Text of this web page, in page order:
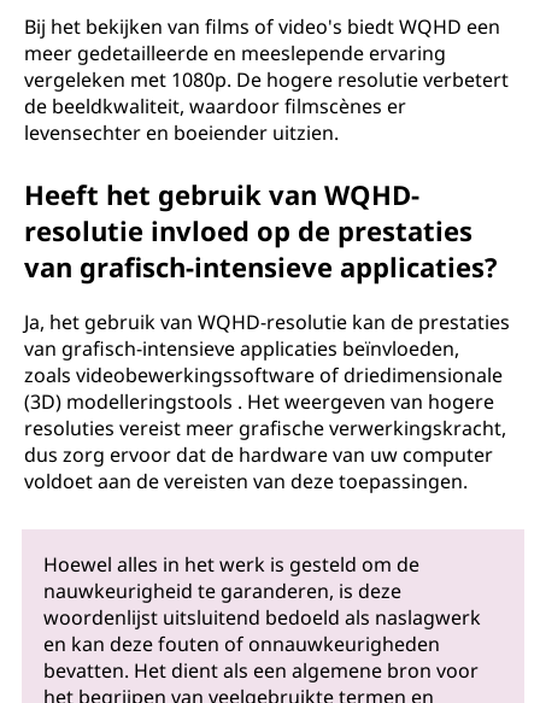
Bij het bekijken van films of video's biedt WQHD een
meer gedetailleerde en meeslepende ervaring
vergeleken met 1080p. De hogere resolutie verbetert
de beeldkwaliteit, waardoor filmscènes er
levensechter en boeiender uitzien.
Heeft het gebruik van WQHD-
resolutie invloed op de prestaties
van grafisch-intensieve applicaties?
Ja, het gebruik van WQHD-resolutie kan de prestaties
van grafisch-intensieve applicaties beïnvloeden,
zoals videobewerkingssoftware of driedimensionale
(3D) modelleringstools . Het weergeven van hogere
resoluties vereist meer grafische verwerkingskracht,
dus zorg ervoor dat de hardware van uw computer
voldoet aan de vereisten van deze toepassingen.
Hoewel alles in het werk is gesteld om de
nauwkeurigheid te garanderen, is deze
woordenlijst uitsluitend bedoeld als naslagwerk
en kan deze fouten of onnauwkeurigheden
bevatten. Het dient als een algemene bron voor
het begrijpen van veelgebruikte termen en